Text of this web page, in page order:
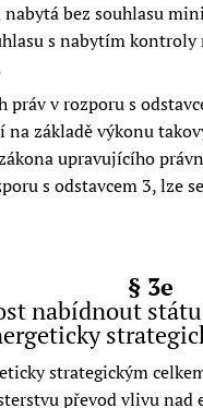
bez souhlasu
s nabytím
práv v rozporu s
základě výkonu
upravujícího
s odstavcem 3, lze
§ 3e
nabídnout
strategickým
převod vlivu nad